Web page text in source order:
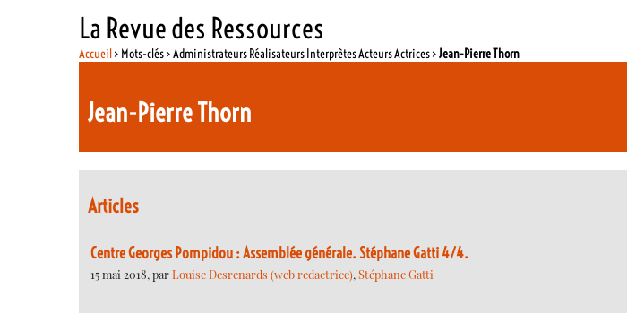
La Revue des Ressources
Accueil> Mots-clés > Administrateurs Réalisateurs Interprètes Acteurs Actrices >Jean-Pierre Thorn
Jean-Pierre Thorn
Articles
Centre Georges Pompidou : Assemblée générale. Stéphane Gatti 4/4.
15 mai 2018, parLouise Desrenards (web redactrice), Stéphane Gatti